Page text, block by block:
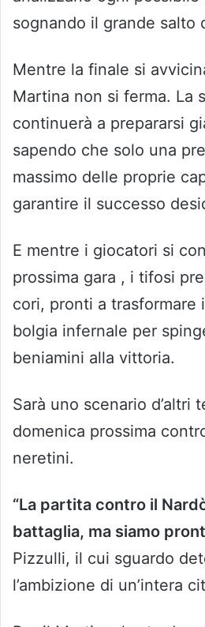
sognando il grande salto
Mentre la finale si
Martina non si ferma. La
continuerà a prepararsi
sapendo che solo una
massimo delle proprie
garantire il successo
E mentre i giocatori si
prossima gara , i tifosi
cori, pronti a trasformare
bolgia infernale per
beniamini alla vittoria.
Sarà uno scenario d’altri
domenica prossima
neretini.
“La partita contro il
battaglia, ma siamo
Pizzulli, il cui sguardo
l’ambizione di un’intera